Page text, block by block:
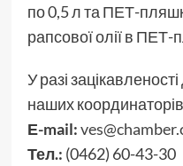
по 0,5 л та ПЕТ-
рапсової олії в ПЕТ-
У разі
наших
Е-mail:
Тел.: (0462) 60-43-30